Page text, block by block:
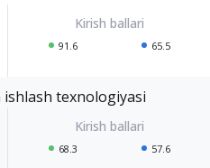
91.6 65.5
texnologiyasi
68.3 57.6